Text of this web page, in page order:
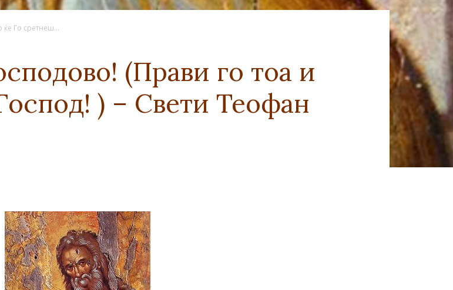
ќе Го сретнеш...
(Прави го тоа и
) – Свети Теофан